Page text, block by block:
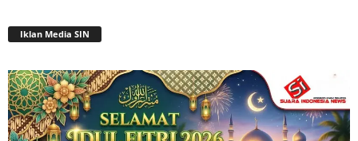
Iklan Media SIN